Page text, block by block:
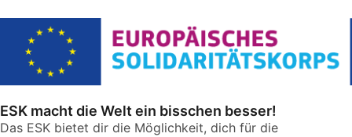
ESK macht die Welt ein bisschen besser!
Das ESK bietet dir die Möglichkeit, dich für die